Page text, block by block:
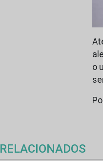
o
RELACIONADOS